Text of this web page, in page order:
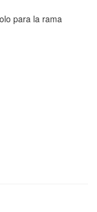
para la rama